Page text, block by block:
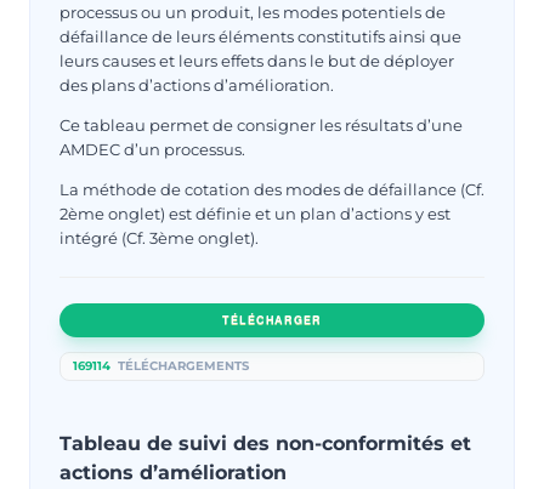
processus ou un produit, les modes potentiels de
défaillance de leurs éléments constitutifs ainsi que
leurs causes et leurs effets dans le but de déployer
des plans d’actions d’amélioration.
Ce tableau permet de consigner les résultats d’une
AMDEC d’un processus.
La méthode de cotation des modes de défaillance (Cf.
2ème onglet) est définie et un plan d’actions y est
intégré (Cf. 3ème onglet).
TÉLÉCHARGER
169114 TÉLÉCHARGEMENTS
Tableau de suivi des non-conformités et
actions d’amélioration